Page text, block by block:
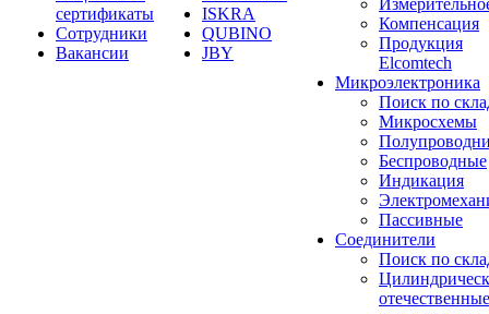
сертификаты
Сотрудники
Вакансии
ISKRA
QUBINO
JBY
Компенсация
Продукция
Elcomtech
Микроэлектроника
Поиск по
Микросхемы
Беспроводные
Индикация
Пассивные
Cоединители
Поиск по
отечественные